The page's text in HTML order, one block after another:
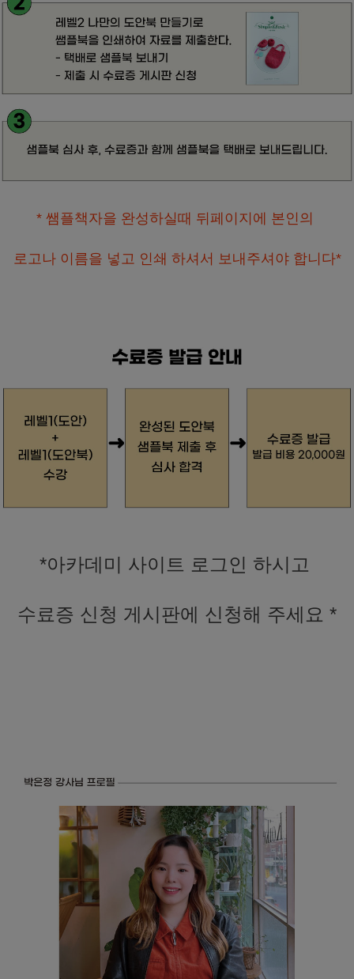
* 쌤플책자을 완성하실때 뒤페이지에 본인의
로고나 이름을 넣고 인쇄 하셔서 보내주셔야 합니다*
*아카데미 사이트 로그인 하시고
수료증 신청 게시판에 신청해 주세요 *